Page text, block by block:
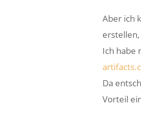
Aber ich
Ich habe
Da
Vorteil